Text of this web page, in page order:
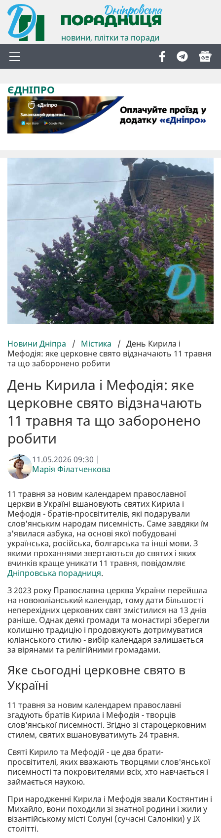
новини, плітки та поради
ЄДНІПРО
Новини Дніпра / Містика / День Кирила і
Мефодія: яке церковне свято відзначають 11 травня
та що заборонено робити
День Кирила і Мефодія: яке
церковне свято відзначають
11 травня та що заборонено
робити
11.05.2026 09:30 |
Марія Філатченкова
11 травня за новим календарем православної
церкви в Україні вшановують святих Кирила і
Мефодія - братів-просвітителів, які подарували
слов'янським народам писемність. Саме завдяки їм
з'явилася азбука, на основі якої побудовані
українська, російська, болгарська та інші мови. З
якими проханнями звертаються до святих і яких
вчинків краще уникати 11 травня, повідомляє
Дніпровська порадниця.
З 2023 року Православна церква України перейшла
на новоюліанський календар, тому дати більшості
неперехідних церковних свят змістилися на 13 днів
раніше. Однак деякі громади та монастирі зберегли
колишню традицію і продовжують дотримуватися
юліанського стилю - вибір календаря залишається
за вірянами та релігійними громадами.
Яке сьогодні церковне свято в
Україні
11 травня за новим календарем православні
згадують братів Кирила і Мефодія - творців
слов'янської писемності. Згідно зі староцерковним
стилем, святих вшановуватимуть 24 травня.
Святі Кирило та Мефодій - це два брати-
просвітителі, яких вважають творцями слов'янської
писемності та покровителями всіх, хто навчається і
займається наукою.
При народженні Кирила і Мефодія звали Костянтин і
Михайло, вони походили зі знатної родини і жили у
візантійському місті Солуні (сучасні Салоніки) у IX
столітті.